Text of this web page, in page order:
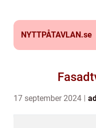
NYTTPÅTAVLAN.se
17 september 2024